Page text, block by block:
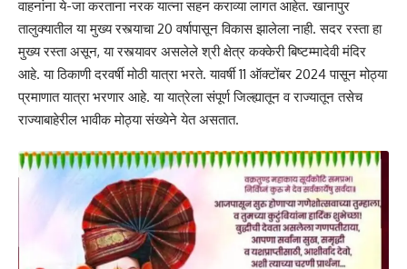
वाहनांना ये-जा करताना नरक यात्ना सहन कराव्या लागत आहेत. खानापुर
तालुक्यातील या मुख्य रस्त्याचा 20 वर्षापासून विकास झालेला नाही. सदर रस्ता हा
मुख्य रस्ता असून, या रस्त्यावर असलेले श्री क्षेत्र कक्केरी बिष्टम्मादेवी मंदिर
आहे. या ठिकाणी दरवर्षी मोठी यात्रा भरते. यावर्षी 11 ऑक्टोंबर 2024 पासून मोठ्या
प्रमाणात यात्रा भरणार आहे. या यात्रेला संपूर्ण जिल्ह्यातून व राज्यातून तसेच
राज्याबाहेरील भावीक मोठ्या संख्येने येत असतात.